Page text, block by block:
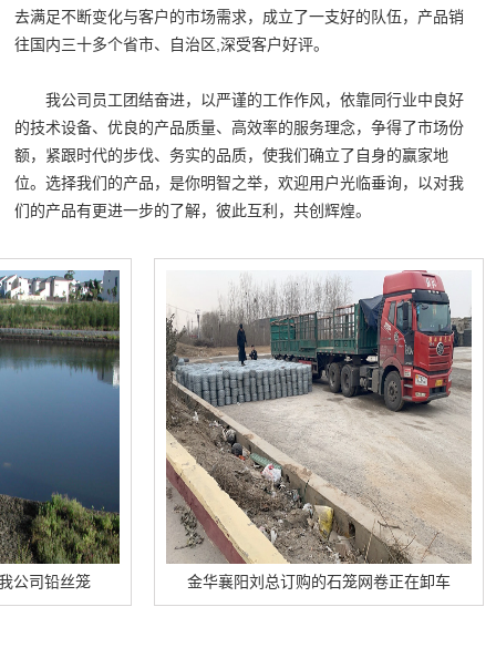
去满足不断变化与客户的市场需求，成立了一支好的队伍，产品销
往国内三十多个省市、自治区,深受客户好评。
我公司员工团结奋进，以严谨的工作作风，依靠同行业中良好
的技术设备、优良的产品质量、高效率的服务理念，争得了市场份
额，紧跟时代的步伐、务实的品质，使我们确立了自身的赢家地
位。选择我们的产品，是你明智之举，欢迎用户光临垂询，以对我
们的产品有更进一步的了解，彼此互利，共创辉煌。
丝笼 金华襄阳刘总订购的石笼网卷正在卸车